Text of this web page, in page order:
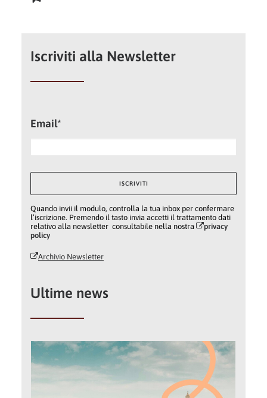
Iscriviti alla Newsletter
Email*
Quando invii il modulo, controlla la tua inbox per confermare
l’iscrizione. Premendo il tasto invia accetti il trattamento dati
relativo alla newsletter consultabile nella nostra
privacy
policy
Archivio Newsletter
Ultime news